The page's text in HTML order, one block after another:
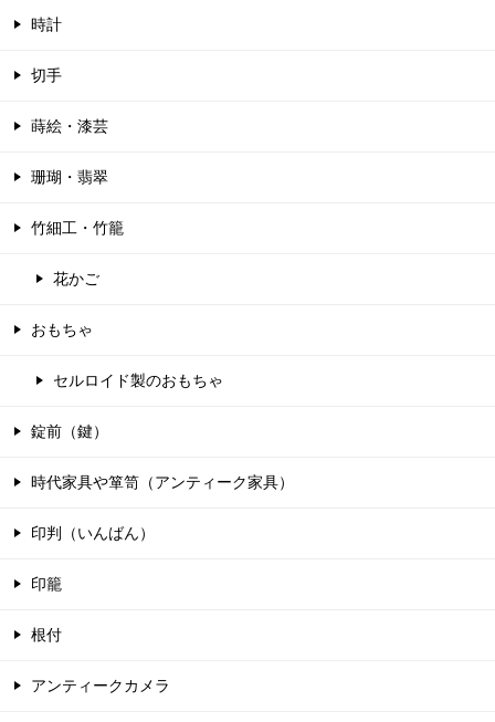
時計
切手
蒔絵・漆芸
珊瑚・翡翠
竹細工・竹籠
花かご
おもちゃ
セルロイド製のおもちゃ
錠前（鍵）
時代家具や箪笥（アンティーク家具）
印判（いんばん）
印籠
根付
アンティークカメラ